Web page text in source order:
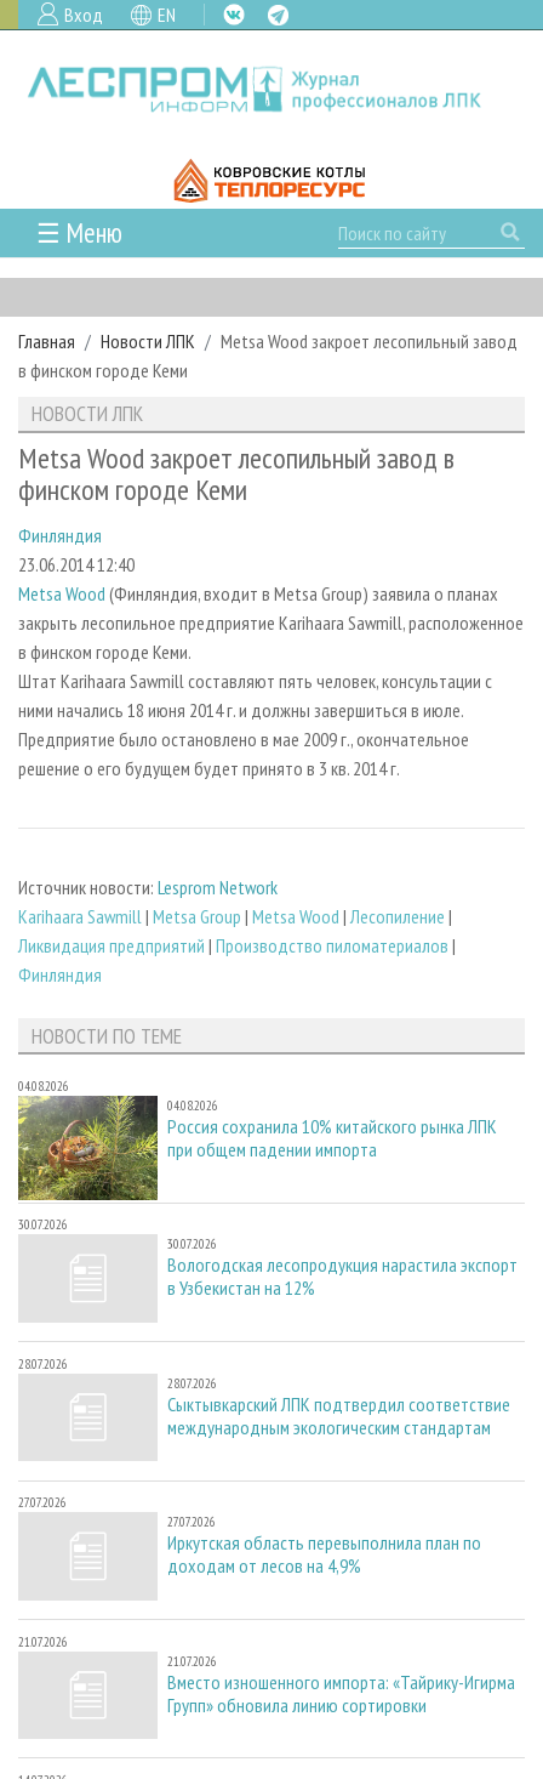
Вход EN
☰ Меню
ГЛАВНАЯ
РУБРИКИ И ТЕМЫ
РУБРИКИ ЖУРНАЛА
ЛЕСОЗАГОТОВКА
ЛЕСОПИЛЕНИЕ
СУШКА ДРЕВЕСИНЫ
ПРОИЗВОДСТВО ДРЕВЕСНЫХ ПЛИТ
ДЕРЕВЯННОЕ ДОМОСТРОЕНИЕ
ПРОИЗВОДСТВО МЕБЕЛИ
БИОЭНЕРГЕТИКА
ЦБП
НОВОСТИ
НОВОСТИ ЛПК
НОВОСТИ ЖУРНАЛА
ПРОЕКТЫ ЛПИ
АНАЛИТИКА
ПРЕДПРИЯТИЯ ЛПК
ПЕРСОНЫ
МОБИЛЬНЫЕ ВЫСТАВКИ
ОФИЦИАЛЬНЫЕ ДЕЛЕГАЦИИ
ПРИОРИТЕТНЫЕ ИНВЕСТПРОЕКТЫ
RUSSIAN FORESTRY REVIEW
ГАЗЕТА ЛЕСПРОМФОРУМ
АРХИВ
АРХИВ ЖУРНАЛОВ
О ЖУРНАЛЕ
КОНТАКТЫ
РЕКЛАМОДАТЕЛЯМ
РЕКЛАМА
РЕКЛАМА НА САЙТЕ
Главная Новости ЛПК
Metsa Wood закроет лесопильный завод
в финском городе Кеми
НОВОСТИ ЛПК
Metsa Wood закроет лесопильный завод в
финском городе Кеми
Финляндия
23.06.2014 12:40
Metsa Wood (Финляндия, входит в Metsa Group) заявила о планах
закрыть лесопильное предприятие Karihaara Sawmill, расположенное
в финском городе Кеми.
Штат Karihaara Sawmill составляют пять человек, консультации с
ними начались 18 июня 2014 г. и должны завершиться в июле.
Предприятие было остановлено в мае 2009 г., окончательное
решение о его будущем будет принято в 3 кв. 2014 г.
Источник новости: Lesprom Network
Karihaara Sawmill| Metsa Group | Metsa Wood |Лесопиление |
Ликвидация предприятий | Производство пиломатериалов |
Финляндия
НОВОСТИ ПО ТЕМЕ
04.08.2026
04.08.2026
Россия сохранила 10% китайского рынка ЛПК
при общем падении импорта
30.07.2026
30.07.2026
Вологодская лесопродукция нарастила экспорт
в Узбекистан на 12%
28.07.2026
28.07.2026
Сыктывкарский ЛПК подтвердил соответствие
международным экологическим стандартам
27.07.2026
27.07.2026
Иркутская область перевыполнила план по
доходам от лесов на 4,9%
21.07.2026
21.07.2026
Вместо изношенного импорта: «Тайрику-Игирма
Групп» обновила линию сортировки